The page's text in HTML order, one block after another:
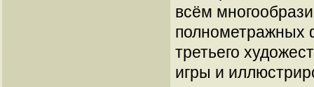
всём
полнометражных
третьего
игры и